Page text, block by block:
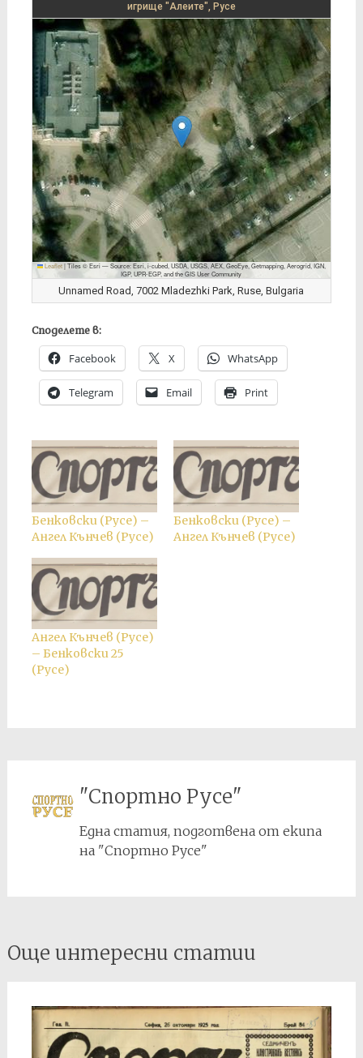
игрище "Алеите", Русе
Leaflet |Tiles © Esri — Source: Esri, i-cubed, USDA, USGS, AEX, GeoEye, Getmapping, Aerogrid, IGN,
IGP, UPR-EGP, and the GIS User Community
Unnamed Road, 7002 Mladezhki Park, Ruse, Bulgaria
Споделете в:
Facebook X WhatsApp
Telegram Email Print
Бенковски (Русе) –
Ангел Кънчев (Русе)
Бенковски (Русе) –
Ангел Кънчев (Русе)
Ангел Кънчев (Русе)
– Бенковски 25
(Русе)
"Спортно Русе"
Една статия, подготвена от екипа
на "Спортно Русе"
Post
navigation
Още интересни статии